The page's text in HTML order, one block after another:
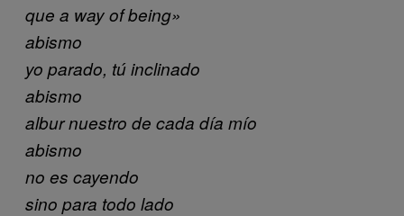
que a way of being»
abismo
yo parado, tú inclinado
abismo
albur nuestro de cada día mío
abismo
no es cayendo
sino para todo lado